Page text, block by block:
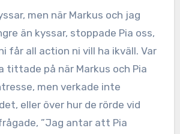
men när Markus och jag
än kyssar, stoppade Pia oss,
får all action ni vill ha ikväll. Var
tittade på när Markus och Pia
men verkade inte
eller över hur de rörde vid
”Jag antar att Pia